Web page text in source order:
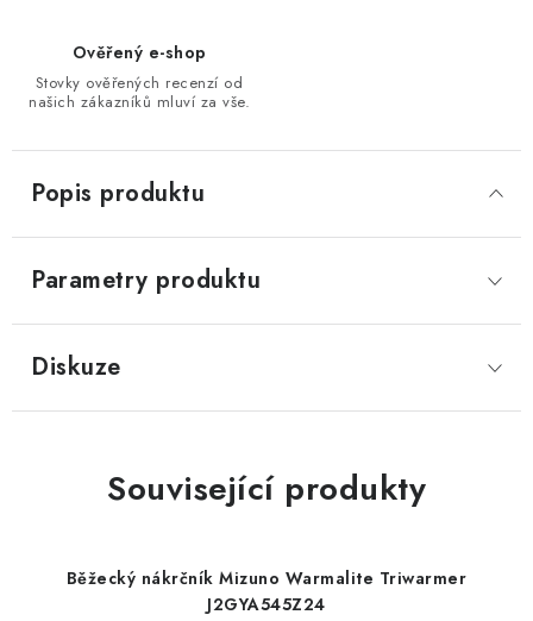
Ověřený e-shop
Stovky ověřených recenzí od
našich zákazníků mluví za vše.
Popis produktu
Parametry produktu
Diskuze
Související produkty
Běžecký nákrčník Mizuno Warmalite Triwarmer
J2GYA545Z24